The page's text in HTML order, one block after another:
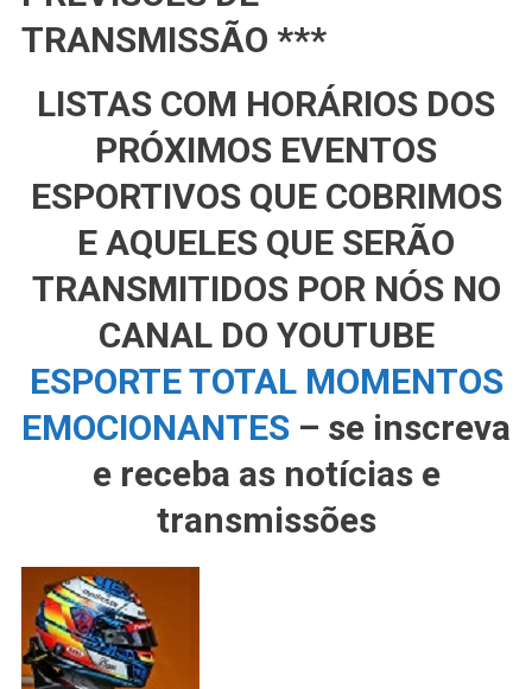
TRANSMISSÃO ***
LISTAS COM HORÁRIOS DOS
PRÓXIMOS EVENTOS
ESPORTIVOS QUE COBRIMOS
E AQUELES QUE SERÃO
TRANSMITIDOS POR NÓS NO
CANAL DO YOUTUBE
ESPORTE TOTAL MOMENTOS
EMOCIONANTES – se inscreva
e receba as notícias e
transmissões